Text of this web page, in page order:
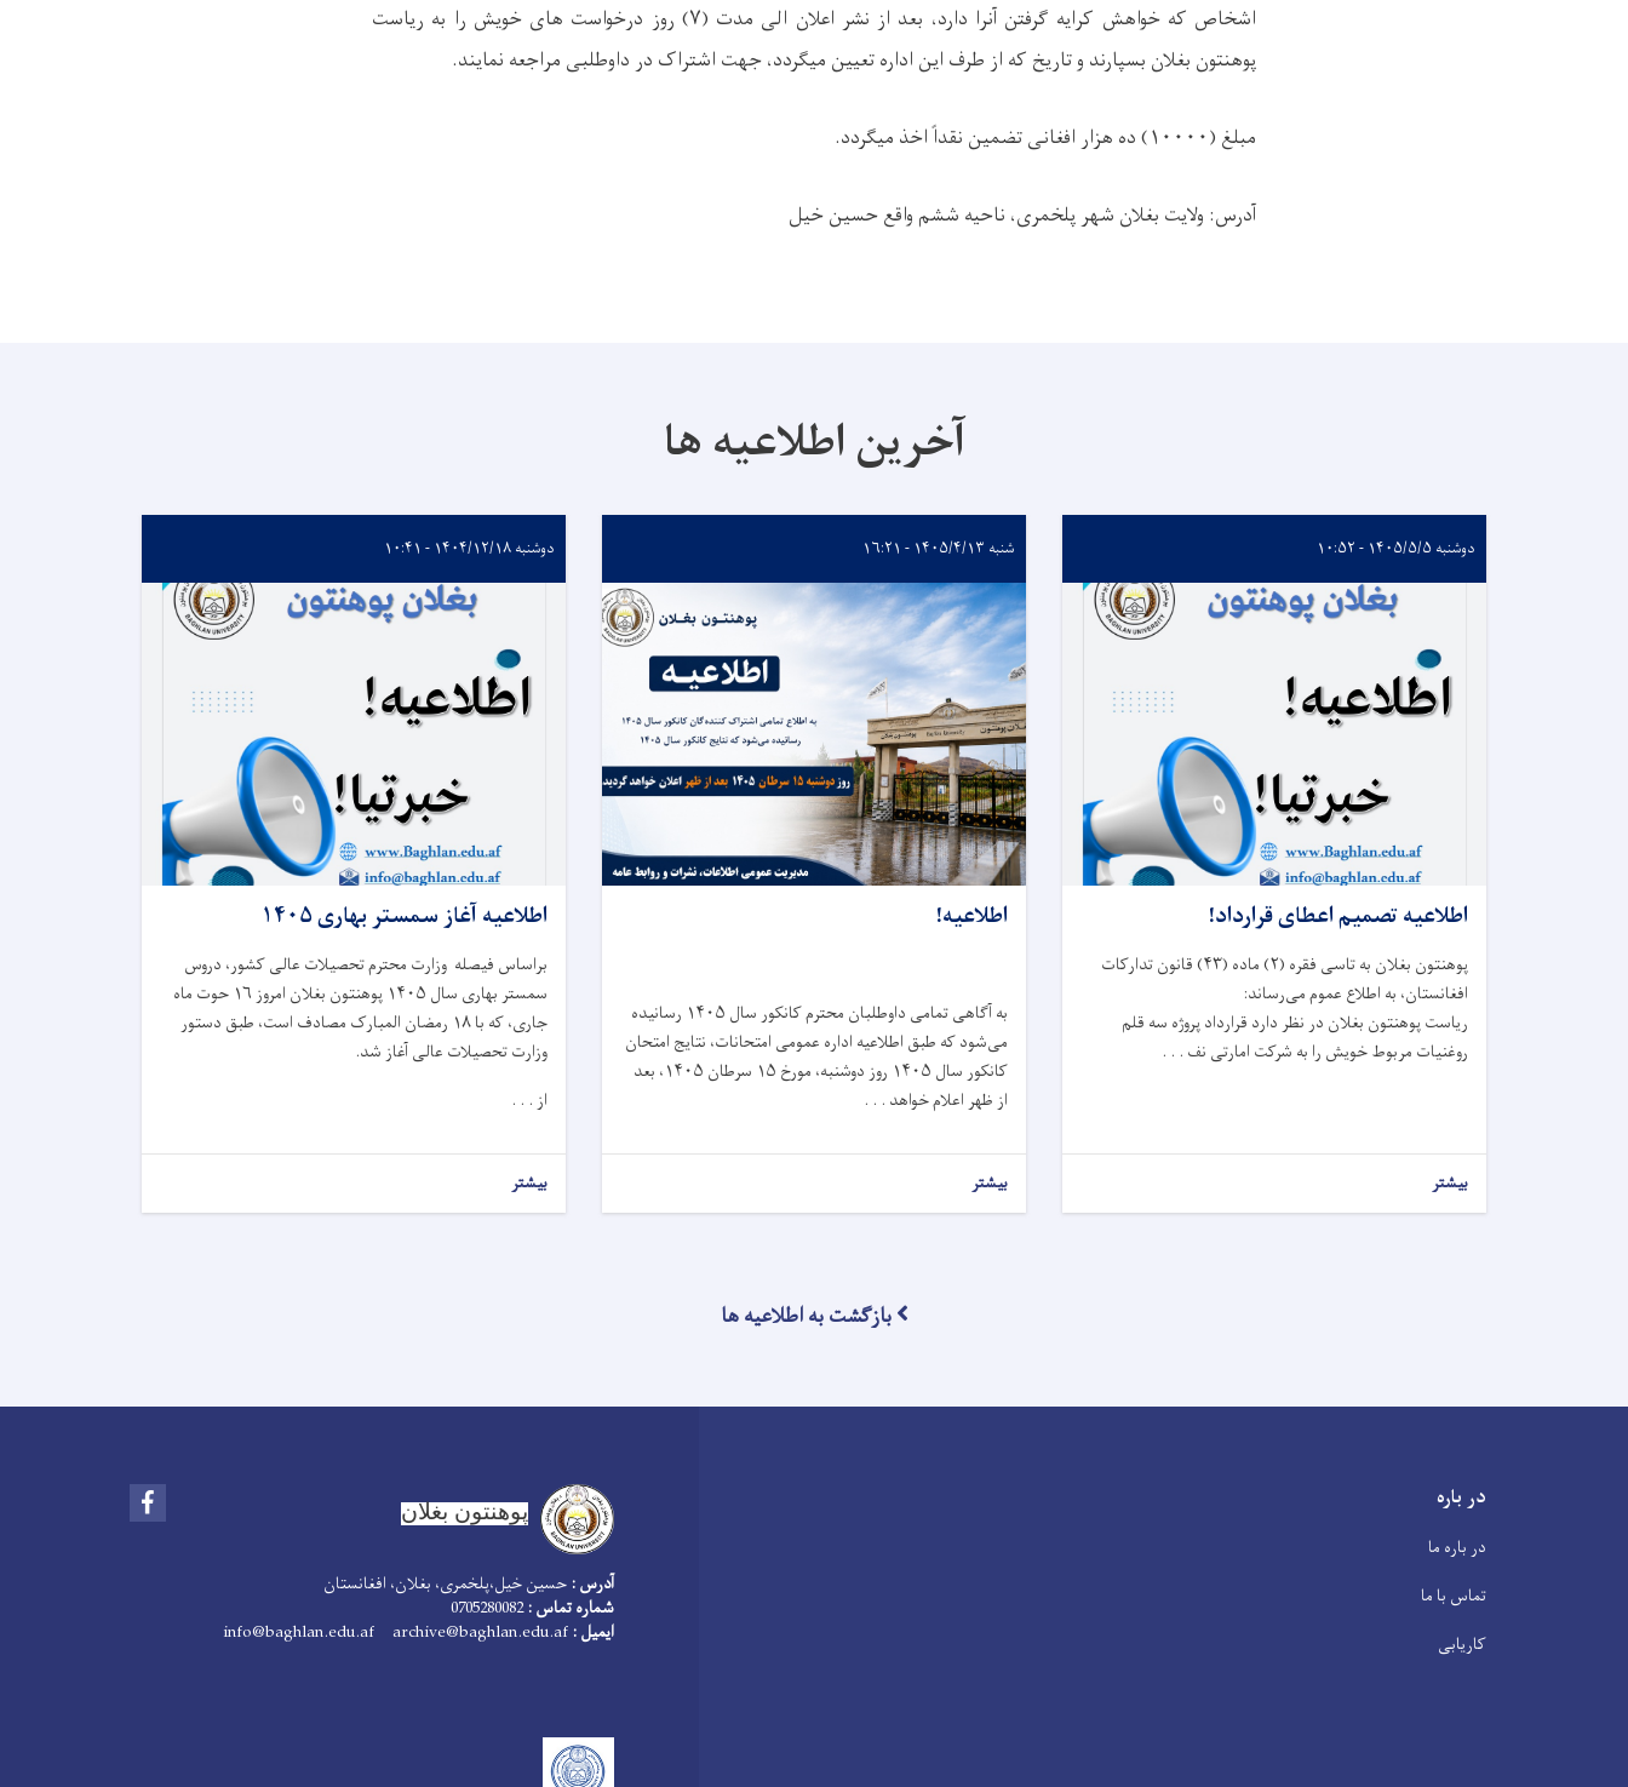
اشخاص که خواهش کرایه گرفتن آنرا دارد، بعد از نشر اعلان الی مدت (۷) روز درخواست های خویش را به ریاست
پوهنتون بغلان بسپارند و تاریخ که از طرف این اداره تعیین میگردد، جهت اشتراک در داوطلبی مراجعه نمایند.
مبلغ (۱۰۰۰۰) ده هزار افغانی تضمین نقداً اخذ میگردد.
آدرس: ولایت بغلان شهر پلخمری، ناحیه ششم واقع حسین خیل
آخرین اطلاعیه ها
دوشنبه ۱۴۰۵/۵/۵ - ۱۰:۵۲
اطلاعیه تصمیم اعطای قرارداد!
پوهنتون بغلان به تاسی فقره (۲) ماده (۴۳) قانون تدارکات
افغانستان، به اطلاع عموم می‌رساند:
ریاست پوهنتون بغلان در نظر دارد قرارداد پروژه سه قلم
روغنیات مربوط خویش را به شرکت امارتی نف . . .
بیشتر
شنبه ۱۴۰۵/۴/۱۳ - ۱۶:۲۱
اطلاعیه!
به آگاهی تمامی داوطلبان محترم کانکور سال ۱۴۰۵ رسانیده
می‌شود که طبق اطلاعیه اداره عمومی امتحانات، نتایج امتحان
کانکور سال ۱۴۰۵ روز دوشنبه، مورخ ۱۵ سرطان ۱۴۰۵، بعد
از ظهر اعلام خواهد . . .
بیشتر
دوشنبه ۱۴۰۴/۱۲/۱۸ - ۱۰:۴۱
اطلاعیه آغاز سمستر بهاری ۱۴۰۵
براساس فیصله وزارت محترم تحصیلات عالی کشور، دروس
سمستر بهاری سال ۱۴۰۵ پوهنتون بغلان امروز۱۶ حوت ماه
جاری، که با۱۸ رمضان المبارک مصادف است، طبق دستور
وزارت تحصیلات عالی آغاز شد.
از . . .
بیشتر
بازگشت به اطلاعیه ها
در باره
در باره ما
تماس با ما
کاریابی
پوهنتون بغلان
آدرس : حسین خیل،پلخمری، بغلان، افغانستان
شماره تماس :0705280082
ایمیل :